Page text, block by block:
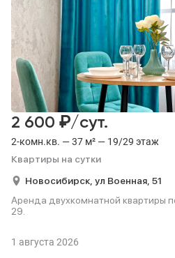
2-комн.кв. — 37 м² — 19/29 этаж
Квартиры на сутки
2 600 ₽/сут.
Новосибирск, ул Военная, 51
Аренда двухкомнатной квартиры
29.
1 августа 2026